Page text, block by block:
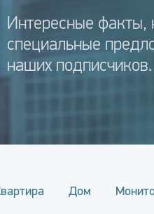
Интересные факты,
специальные
наших подписчиков.
Дом